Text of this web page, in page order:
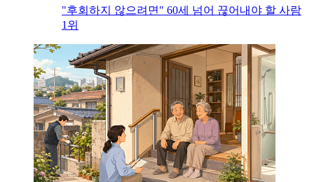
"후회하지 않으려면" 60세 넘어 끊어내야 할 사람
1위